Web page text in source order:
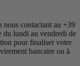
nous contactant au +39
du lundi au vendredi de
pour finaliser votre
bancaire ou à